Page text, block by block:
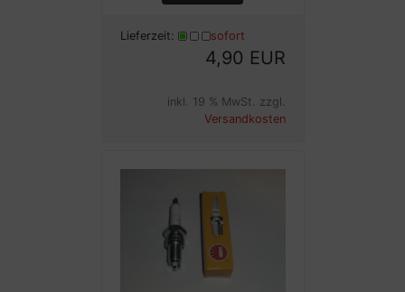
Lieferzeit: sofort
4,90 EUR
inkl. 19 % MwSt. zzgl.
Versandkosten